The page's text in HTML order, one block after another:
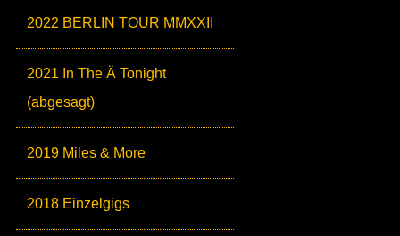
2022 BERLIN TOUR MMXXII
2021 In The Ä Tonight
(abgesagt)
2019 Miles & More
2018 Einzelgigs